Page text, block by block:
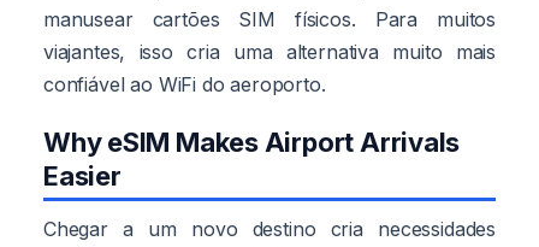
manusear cartões SIM físicos. Para muitos
viajantes, isso cria uma alternativa muito mais
confiável ao WiFi do aeroporto.
Why eSIM Makes Airport Arrivals
Easier
Chegar a um novo destino cria necessidades